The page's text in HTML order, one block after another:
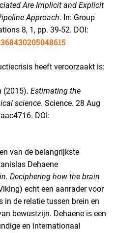
Are Implicit and Explicit
Approach. In: Group
8, 1, pp. 39-52. DOI:
heeft veroorzaakt is:
(2015). Estimating the
science. Science. 28 Aug
DOI:
van de belangrijkste
Dehaene
Deciphering how the brain
echt een aanrader voor
in de relatie tussen brein en
bewustzijn. Dehaene is een
en internationaal